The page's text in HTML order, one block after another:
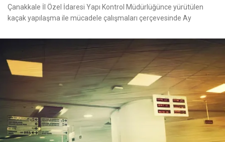
Çanakkale İl Özel İdaresi Yapı Kontrol Müdürlüğünce yürütülen
kaçak yapılaşma ile mücadele çalışmaları çerçevesinde Ay